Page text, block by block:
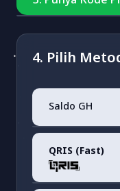
Masukkan kode
4. Pilih
Saldo GH
Saldo Akun
QRIS (Fast)